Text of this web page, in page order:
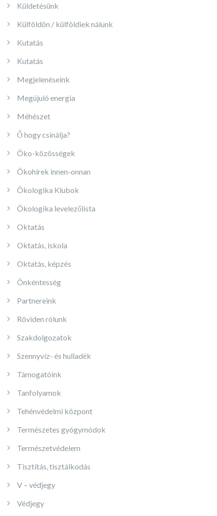
Küldetésünk
Külföldön / külföldiek nálunk
Kutatás
Kutatás
Megjelenéseink
Megújuló energia
Méhészet
Ő hogy csinálja?
Öko-közösségek
Ökohírek innen-onnan
Ökologika Klubok
Ökologika levelezőlista
Oktatás
Oktatás, iskola
Oktatás, képzés
Önkéntesség
Partnereink
Röviden rólunk
Szakdolgozatok
Szennyvíz- és hulladék
Támogatóink
Tanfolyamok
Tehénvédelmi központ
Természetes gyógymódok
Természetvédelem
Tisztítás, tisztálkodás
V – védjegy
Védjegy